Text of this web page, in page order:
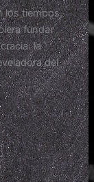
los tiempos,
fundar
la
del